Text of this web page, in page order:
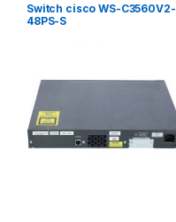
Switch cisco WS-C3560V2-
48PS-S